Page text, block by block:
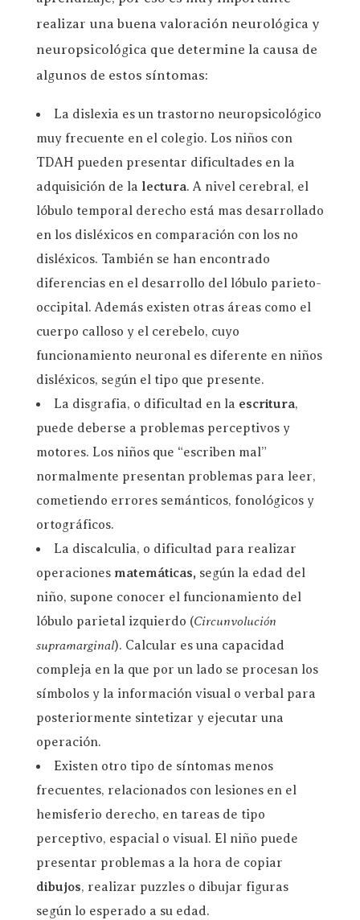
realizar una buena valoración neurológica y
neuropsicológica que determine la causa de
algunos de estos síntomas:
La dislexia es un trastorno neuropsicológico
muy frecuente en el colegio. Los niños con
TDAH pueden presentar dificultades en la
adquisición de la lectura. A nivel cerebral, el
lóbulo temporal derecho está mas desarrollado
en los disléxicos en comparación con los no
disléxicos. También se han encontrado
diferencias en el desarrollo del lóbulo parieto-
occipital. Además existen otras áreas como el
cuerpo calloso y el cerebelo, cuyo
funcionamiento neuronal es diferente en niños
disléxicos, según el tipo que presente.
La disgrafia, o dificultad en la escritura,
puede deberse a problemas perceptivos y
motores. Los niños que “escriben mal”
normalmente presentan problemas para leer,
cometiendo errores semánticos, fonológicos y
ortográficos.
La discalculia, o dificultad para realizar
operaciones matemáticas, según la edad del
niño, supone conocer el funcionamiento del
lóbulo parietal izquierdo (Circunvolución
supramarginal). Calcular es una capacidad
compleja en la que por un lado se procesan los
símbolos y la información visual o verbal para
posteriormente sintetizar y ejecutar una
operación.
Existen otro tipo de síntomas menos
frecuentes, relacionados con lesiones en el
hemisferio derecho, en tareas de tipo
perceptivo, espacial o visual. El niño puede
presentar problemas a la hora de copiar
dibujos, realizar puzzles o dibujar figuras
según lo esperado a su edad.